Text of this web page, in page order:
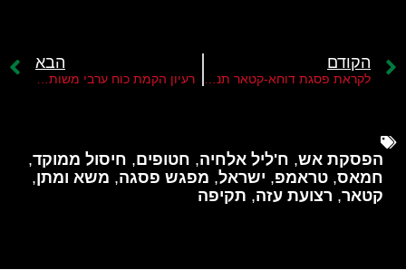
הקודם הבא
הפסקת אש, ח'ליל אלחיה, חטופים, חיסול ממוקד,
חמאס, טראמפ, ישראל, מפגש פסגה, משא ומתן,
קטאר, רצועת עזה, תקיפה